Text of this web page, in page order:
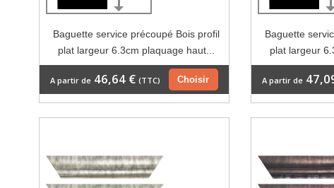
Baguette service précoupé Bois profil
plat largeur 6.3cm plaquage haut...
Choisir
A partir de 46,64 € (TTC)
Baguette
plat largeur
A partir de